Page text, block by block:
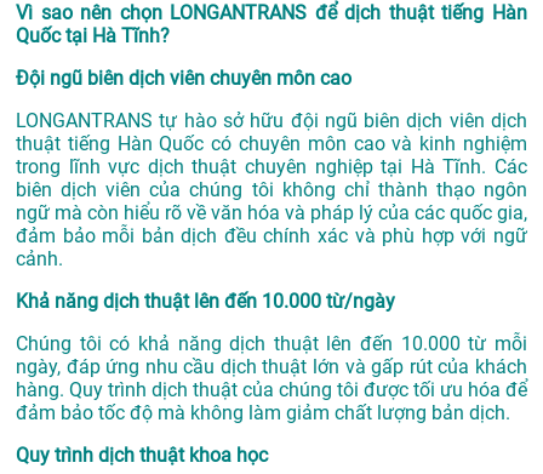
Vì sao nên chọn LONGANTRANS để dịch thuật tiếng Hàn
Quốc tại Hà Tĩnh?
Đội ngũ biên dịch viên chuyên môn cao
LONGANTRANS tự hào sở hữu đội ngũ biên dịch viên dịch
thuật tiếng Hàn Quốc có chuyên môn cao và kinh nghiệm
trong lĩnh vực dịch thuật chuyên nghiệp tại Hà Tĩnh. Các
biên dịch viên của chúng tôi không chỉ thành thạo ngôn
ngữ mà còn hiểu rõ về văn hóa và pháp lý của các quốc gia,
đảm bảo mỗi bản dịch đều chính xác và phù hợp với ngữ
cảnh.
Khả năng dịch thuật lên đến 10.000 từ/ngày
Chúng tôi có khả năng dịch thuật lên đến 10.000 từ mỗi
ngày, đáp ứng nhu cầu dịch thuật lớn và gấp rút của khách
hàng. Quy trình dịch thuật của chúng tôi được tối ưu hóa để
đảm bảo tốc độ mà không làm giảm chất lượng bản dịch.
Quy trình dịch thuật khoa học